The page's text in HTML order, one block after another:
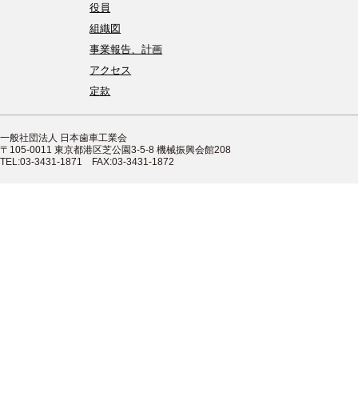
役員
組織図
事業報告、計画
アクセス
定款
一般社団法人 日本歯車工業会
〒105-0011 東京都港区芝公園3-5-8 機械振興会館208
TEL:03-3431-1871 FAX:03-3431-1872